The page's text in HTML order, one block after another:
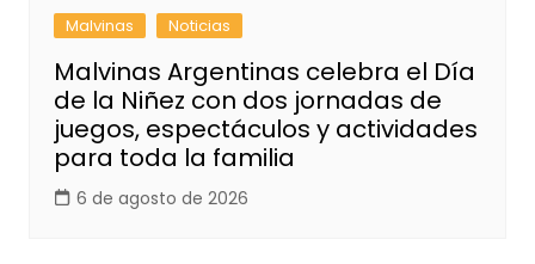
Malvinas Noticias
Malvinas Argentinas celebra el Día
de la Niñez con dos jornadas de
juegos, espectáculos y actividades
para toda la familia
6 de agosto de 2026